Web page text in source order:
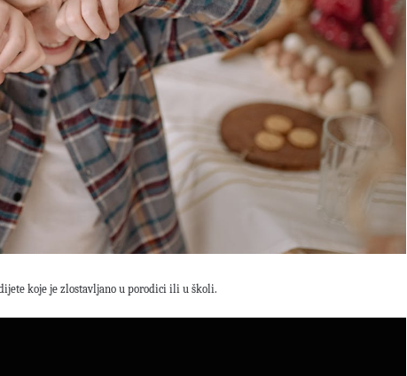
koje je zlostavljano u porodici ili u školi.